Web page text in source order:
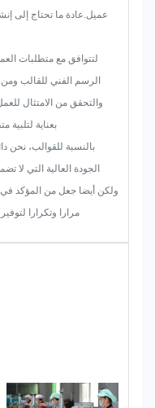
عميل.عادة ما تحتاج إلى إنشاء
لتتوافق مع متطلبات
الرسم الفني للقالب ومن ثم فتح
والتحقق من الامتثال للعمل
بعناية لتلبية متطلبات
بالنسبة للقوالب، نحن دائما
الجودة العالية التي لا تضمن
ولكن أيضا جعل من المؤكد في المدى
مرارا وتكرارا لتوفير المال